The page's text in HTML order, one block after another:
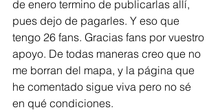
de enero termino de publicarlas allí,
pues dejo de pagarles. Y eso que
tengo 26 fans. Gracias fans por vuestro
apoyo. De todas maneras creo que no
me borran del mapa, y la página que
he comentado sigue viva pero no sé
en qué condiciones.